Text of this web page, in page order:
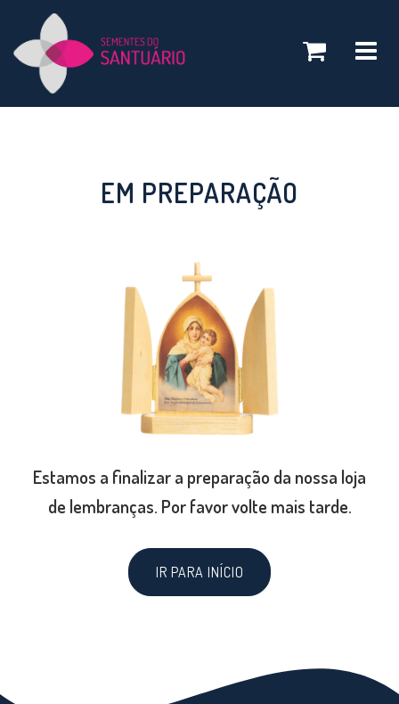
Toggle
EM PREPARAÇÃO
Estamos a finalizar a preparação da nossa loja
de lembranças. Por favor volte mais tarde.
IR PARA INÍCIO